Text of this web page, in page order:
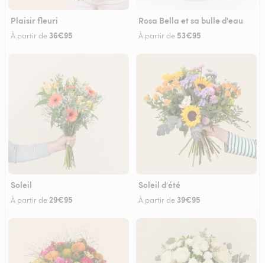
Plaisir fleuri
À partir de 36€95
Rosa Bella et sa bulle d'eau
À partir de 53€95
Soleil
À partir de29€95
Soleil d'été
À partir de 39€95